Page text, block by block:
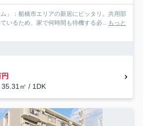
ム」：船橋市エリアの新居にピッタリ。共用部
いるため、家で何時間も待機する必... もっと
35.31㎡ / 1DK